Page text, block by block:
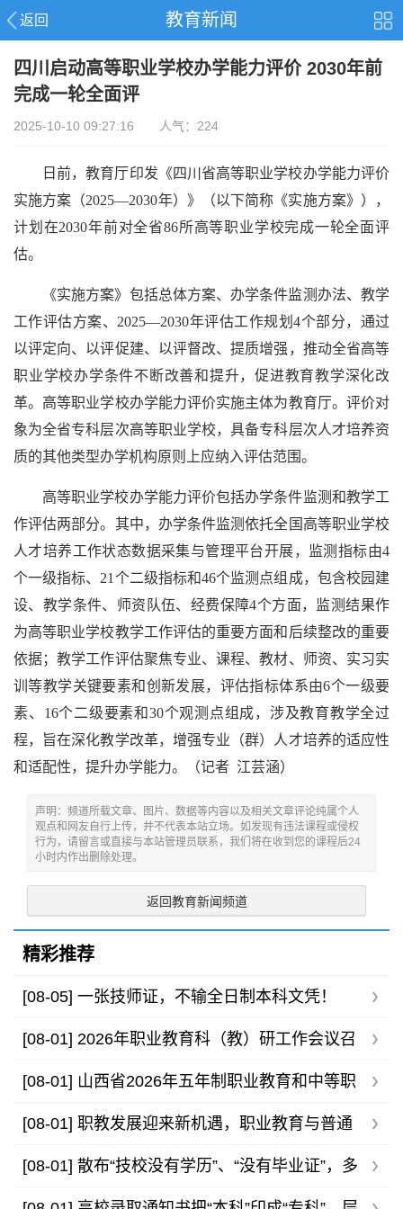
返回 教育新闻
四川启动高等职业学校办学能力评价 2030年前
完成一轮全面评
2025-10-10 09:27:16 人气：224
日前，教育厅印发《四川省高等职业学校办学能力评价
实施方案（2025—2030年）》（以下简称《实施方案》），
计划在2030年前对全省86所高等职业学校完成一轮全面评
估。
《实施方案》包括总体方案、办学条件监测办法、教学
工作评估方案、2025—2030年评估工作规划4个部分，通过
以评定向、以评促建、以评督改、提质增强，推动全省高等
职业学校办学条件不断改善和提升，促进教育教学深化改
革。高等职业学校办学能力评价实施主体为教育厅。评价对
象为全省专科层次高等职业学校，具备专科层次人才培养资
质的其他类型办学机构原则上应纳入评估范围。
高等职业学校办学能力评价包括办学条件监测和教学工
作评估两部分。其中，办学条件监测依托全国高等职业学校
人才培养工作状态数据采集与管理平台开展，监测指标由4
个一级指标、21个二级指标和46个监测点组成，包含校园建
设、教学条件、师资队伍、经费保障4个方面，监测结果作
为高等职业学校教学工作评估的重要方面和后续整改的重要
依据；教学工作评估聚焦专业、课程、教材、师资、实习实
训等教学关键要素和创新发展，评估指标体系由6个一级要
素、16个二级要素和30个观测点组成，涉及教育教学全过
程，旨在深化教学改革，增强专业（群）人才培养的适应性
和适配性，提升办学能力。
（记者 江芸涵）
声明：频道所载文章、图片、数据等内容以及相关文章评论纯属个人
观点和网友自行上传，并不代表本站立场。如发现有违法课程或侵权
行为，请留言或直接与本站管理员联系，我们将在收到您的课程后24
小时内作出删除处理。
返回教育新闻频道
精彩推荐
[08-05] 一张技师证，不输全日制本科文凭！
[08-01] 2026年职业教育科（教）研工作会议召
开，助力职教高质量发展
[08-01] 山西省2026年五年制职业教育和中等职
业学校录取最低控制分数线公告
[08-01] 职教发展迎来新机遇，职业教育与普通
高等教育不存在高下之分
[08-01] 散布“技校没有学历”、“没有毕业证”，多